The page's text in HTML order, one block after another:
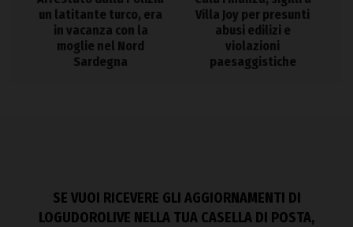
un latitante turco, era
in vacanza con la
moglie nel Nord
Sardegna
Villa Joy per presunti
abusi edilizi e
violazioni
paesaggistiche
SE VUOI RICEVERE GLI AGGIORNAMENTI DI
LOGUDOROLIVE NELLA TUA CASELLA DI POSTA,